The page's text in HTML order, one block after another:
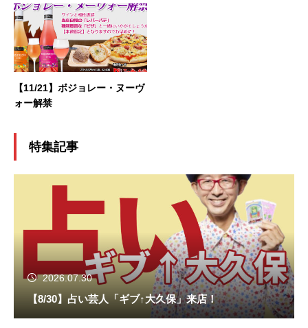
【11/21】ボジョレー・ヌーヴ
ォー解禁
特集記事
2026.07.30
【8/30】占い芸人「ギブ↑大久保」来店！